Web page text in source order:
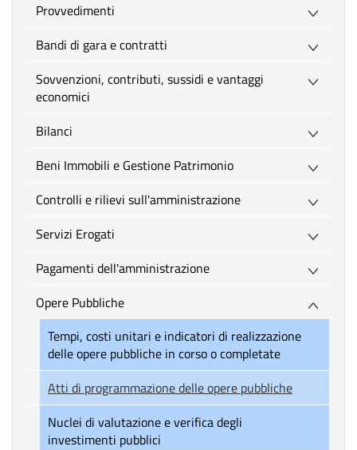
Provvedimenti
Bandi di gara e contratti
Sovvenzioni, contributi, sussidi e vantaggi
economici
Bilanci
Beni Immobili e Gestione Patrimonio
Controlli e rilievi sull'amministrazione
Servizi Erogati
Pagamenti dell'amministrazione
Opere Pubbliche
Tempi, costi unitari e indicatori di realizzazione
delle opere pubbliche in corso o completate
Atti di programmazione delle opere pubbliche
Nuclei di valutazione e verifica degli
investimenti pubblici